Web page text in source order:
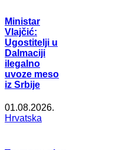
Ministar
Vlajčić:
Ugostitelji u
Dalmaciji
ilegalno
uvoze meso
iz Srbije
01.08.2026.
Hrvatska